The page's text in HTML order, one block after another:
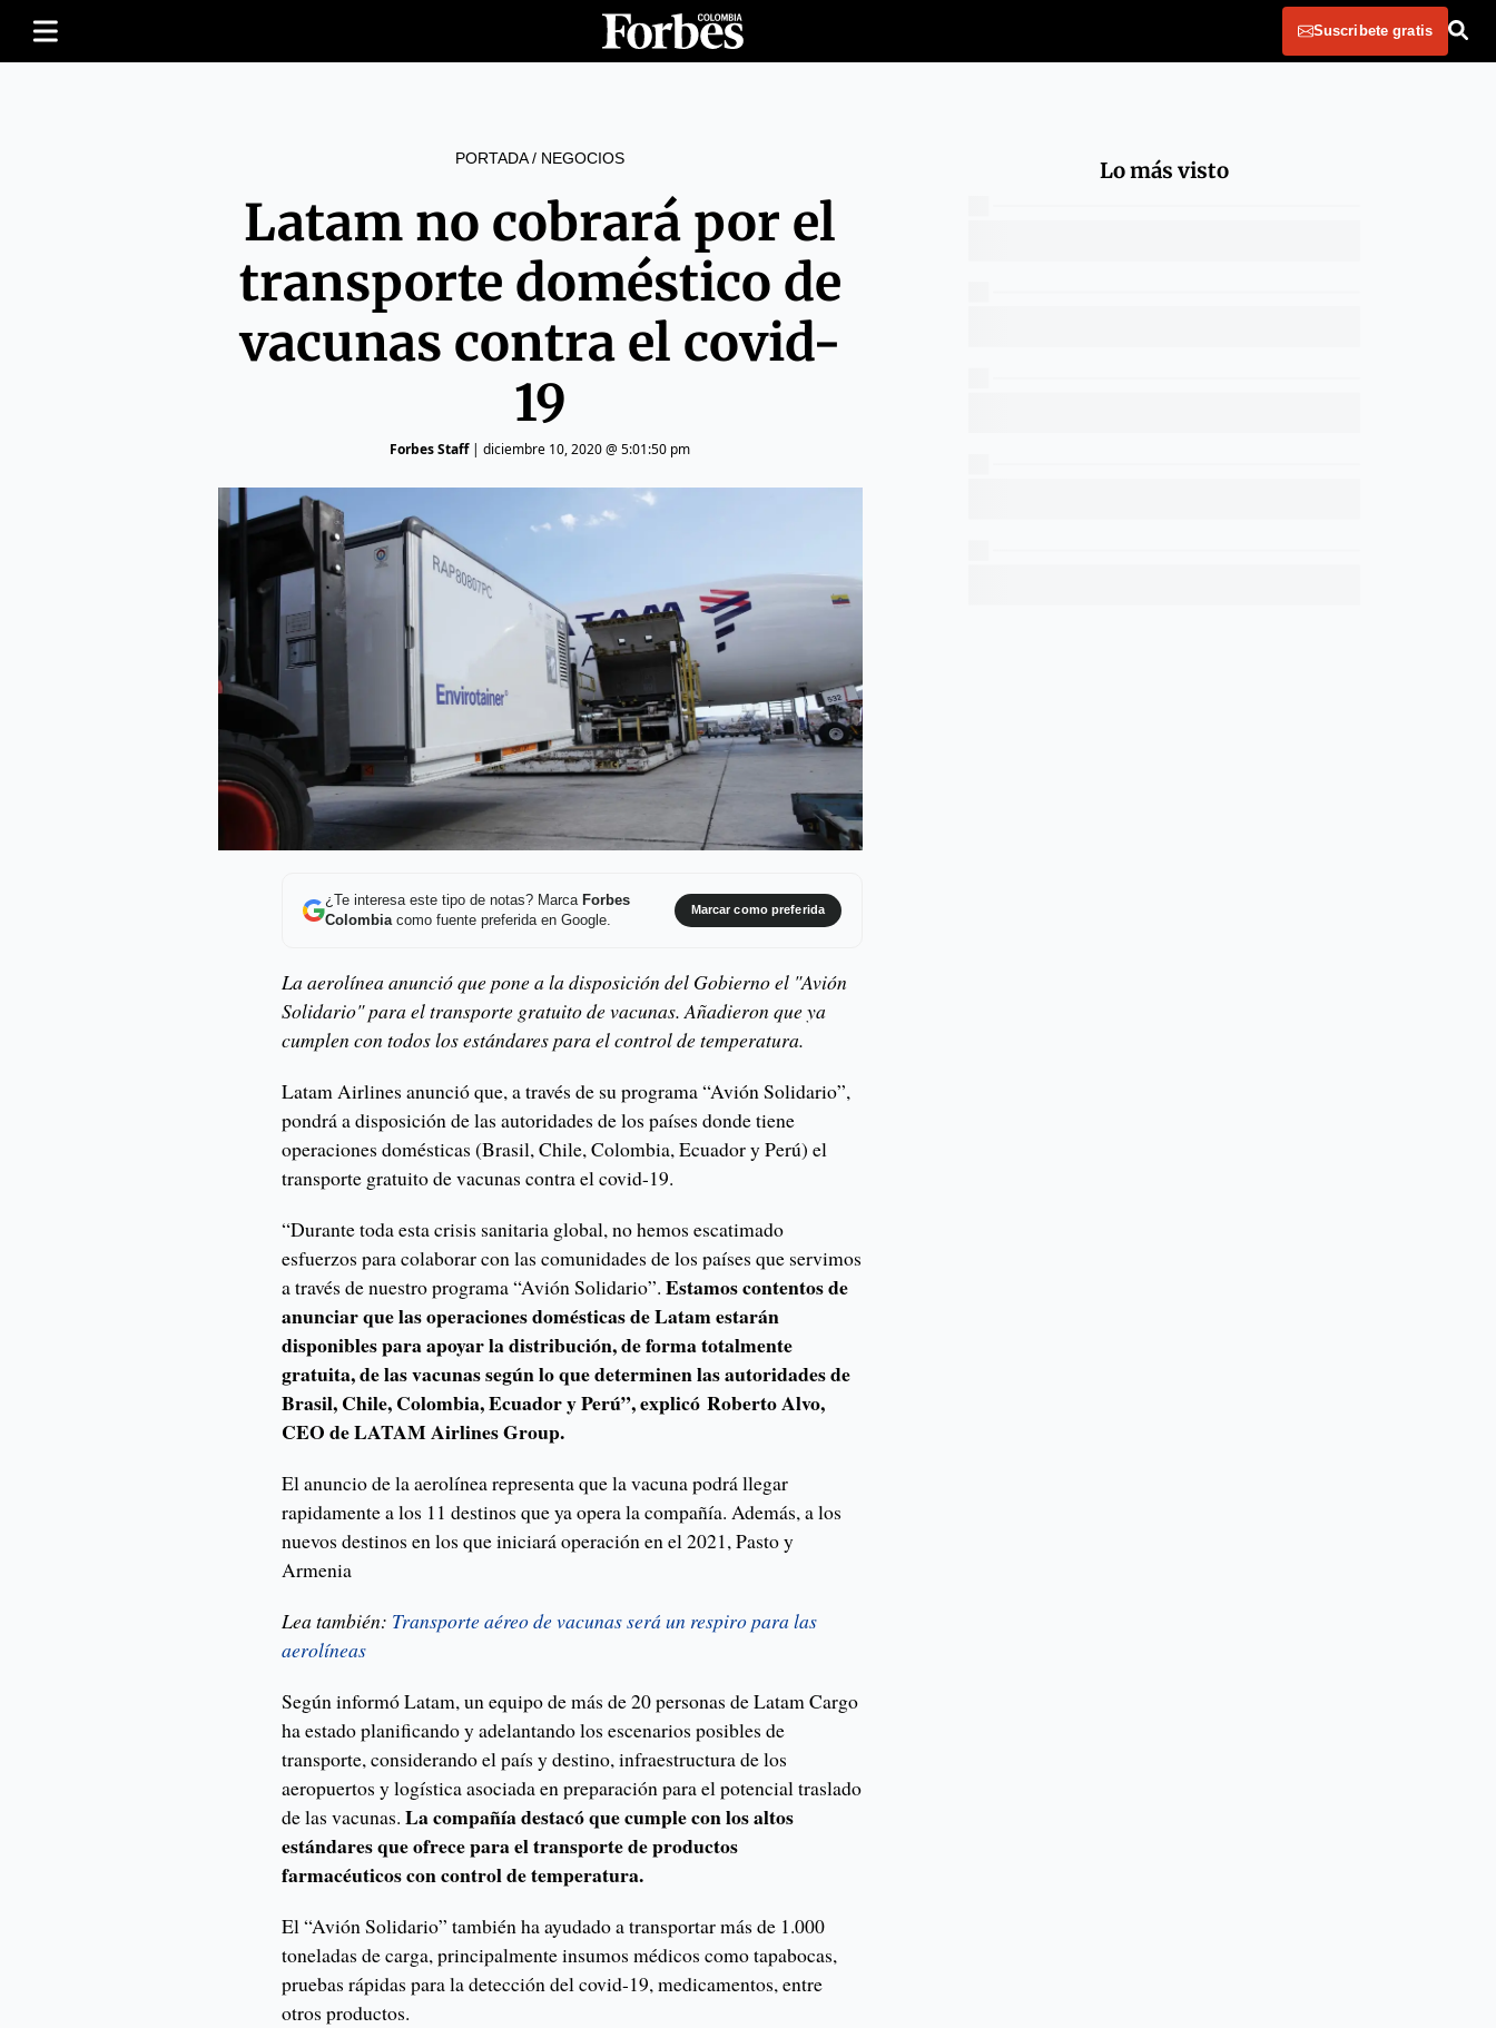
Suscribete gratis
PORTADA/ NEGOCIOS
Latam no cobrará por el
transporte doméstico de
vacunas contra el covid-
19
Forbes Staff| diciembre 10, 2020 @ 5:01:50 pm
¿Te interesa este tipo de notas? Marca Forbes
Colombiacomo fuente preferida en Google.
Marcar como preferida
La aerolínea anunció que pone a la disposición del Gobierno el "Avión
Solidario" para el transporte gratuito de vacunas. Añadieron que ya
cumplen con todos los estándares para el control de temperatura.
Latam Airlines anunció que, a través de su programa “Avión Solidario”,
pondrá a disposición de las autoridades de los países donde tiene
operaciones domésticas (Brasil, Chile, Colombia, Ecuador y Perú) el
transporte gratuito de vacunas contra el covid-19.
“Durante toda esta crisis sanitaria global, no hemos escatimado
esfuerzos para colaborar con las comunidades de los países que servimos
a través de nuestro programa “Avión Solidario”. Estamos contentos de
anunciar que las operaciones domésticas de Latam estarán
disponibles para apoyar la distribución, de forma totalmente
gratuita, de las vacunas según lo que determinen las autoridades de
Brasil, Chile, Colombia, Ecuador y Perú”, explicó Roberto Alvo,
CEO de LATAM Airlines Group.
El anuncio de la aerolínea representa que la vacuna podrá llegar
rapidamente a los 11 destinos que ya opera la compañía. Además, a los
nuevos destinos en los que iniciará operación en el 2021, Pasto y
Armenia
Lea también: Transporte aéreo de vacunas será un respiro para las
aerolíneas
Según informó Latam, un equipo de más de 20 personas de Latam Cargo
ha estado planificando y adelantando los escenarios posibles de
transporte, considerando el país y destino, infraestructura de los
aeropuertos y logística asociada en preparación para el potencial traslado
de las vacunas.La compañía destacó que cumple con los altos
estándares que ofrece para el transporte de productos
farmacéuticos con control de temperatura.
El “Avión Solidario” también ha ayudado a transportar más de 1.000
toneladas de carga, principalmente insumos médicos como tapabocas,
pruebas rápidas para la detección del covid-19, medicamentos, entre
otros productos.
Lo más visto